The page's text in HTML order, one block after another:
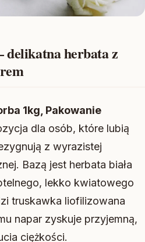
delikatna herbata z
1kg, Pakowanie
dla osób, które lubią
z wyrazistej
Bazą jest herbata biała
lekko kwiatowego
truskawka liofilizowana
napar zyskuje przyjemną,
ciężkości.